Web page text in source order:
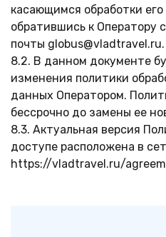
касающимся обработки
обратившись к Оператору
почты globus@vladtravel.ru.
8.2. В данном документе
изменения политики
данных Оператором.
бессрочно до замены ее
8.3. Актуальная версия
доступе расположена в
https://vladtravel.ru/